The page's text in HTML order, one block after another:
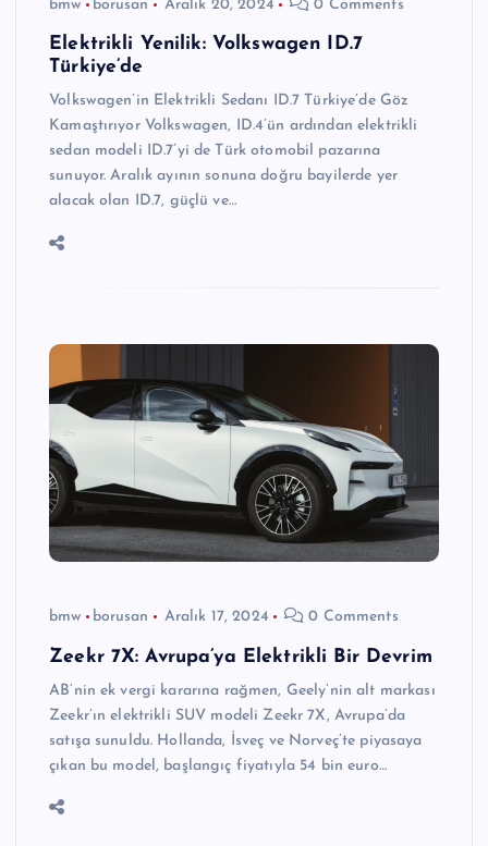
bmw borusan Aralık 20, 2024 0 Comments
Elektrikli Yenilik: Volkswagen ID.7
Türkiye’de
Volkswagen’in Elektrikli Sedanı ID.7 Türkiye’de Göz
Kamaştırıyor Volkswagen, ID.4’ün ardından elektrikli
sedan modeli ID.7’yi de Türk otomobil pazarına
sunuyor. Aralık ayının sonuna doğru bayilerde yer
alacak olan ID.7, güçlü ve…
bmw borusan Aralık 17, 2024 0 Comments
Zeekr 7X: Avrupa’ya Elektrikli Bir Devrim
AB’nin ek vergi kararına rağmen, Geely’nin alt markası
Zeekr’ın elektrikli SUV modeli Zeekr 7X, Avrupa’da
satışa sunuldu. Hollanda, İsveç ve Norveç’te piyasaya
çıkan bu model, başlangıç fiyatıyla 54 bin euro…